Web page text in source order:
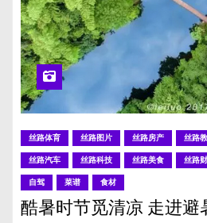
丝路体育 丝路图片 丝路房产 丝路
丝路汽车
丝路科技 丝路美食 丝路
自驾
菜谱 食材
酷暑时节觅清凉 走进避